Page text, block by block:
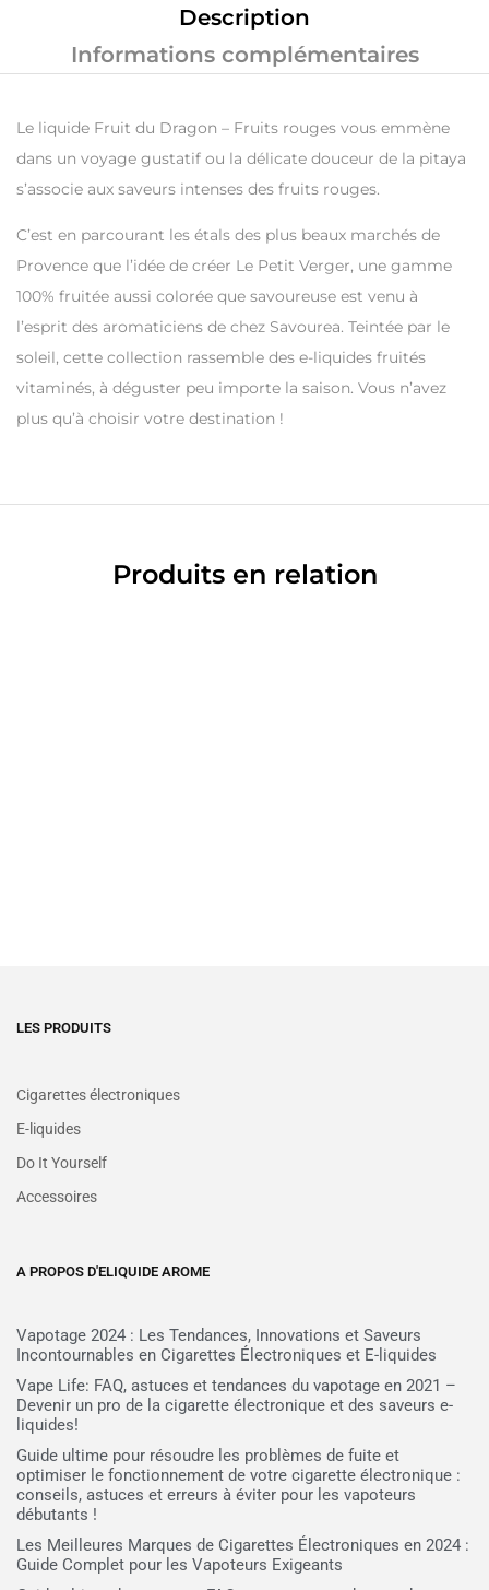
Description
Informations complémentaires
Le liquide Fruit du Dragon – Fruits rouges vous emmène
dans un voyage gustatif ou la délicate douceur de la pitaya
s’associe aux saveurs intenses des fruits rouges.
C’est en parcourant les étals des plus beaux marchés de
Provence que l’idée de créer Le Petit Verger, une gamme
100% fruitée aussi colorée que savoureuse est venu à
l’esprit des aromaticiens de chez Savourea. Teintée par le
soleil, cette collection rassemble des e-liquides fruités
vitaminés, à déguster peu importe la saison. Vous n’avez
plus qu’à choisir votre destination !
Produits en relation
LES PRODUITS
Cigarettes électroniques
E-liquides
Do It Yourself
Accessoires
A PROPOS D'ELIQUIDE AROME
Vapotage 2024 : Les Tendances, Innovations et Saveurs
Incontournables en Cigarettes Électroniques et E-liquides
Vape Life: FAQ, astuces et tendances du vapotage en 2021 –
Devenir un pro de la cigarette électronique et des saveurs e-
liquides!
Guide ultime pour résoudre les problèmes de fuite et
optimiser le fonctionnement de votre cigarette électronique :
conseils, astuces et erreurs à éviter pour les vapoteurs
débutants !
Les Meilleures Marques de Cigarettes Électroniques en 2024 :
Guide Complet pour les Vapoteurs Exigeants